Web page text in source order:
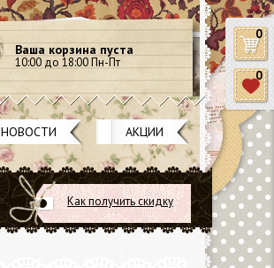
Ваша корзина пуста
10:00 до 18:00 Пн-Пт
НОВОСТИ АКЦИИ
Как получить скидку
0
0